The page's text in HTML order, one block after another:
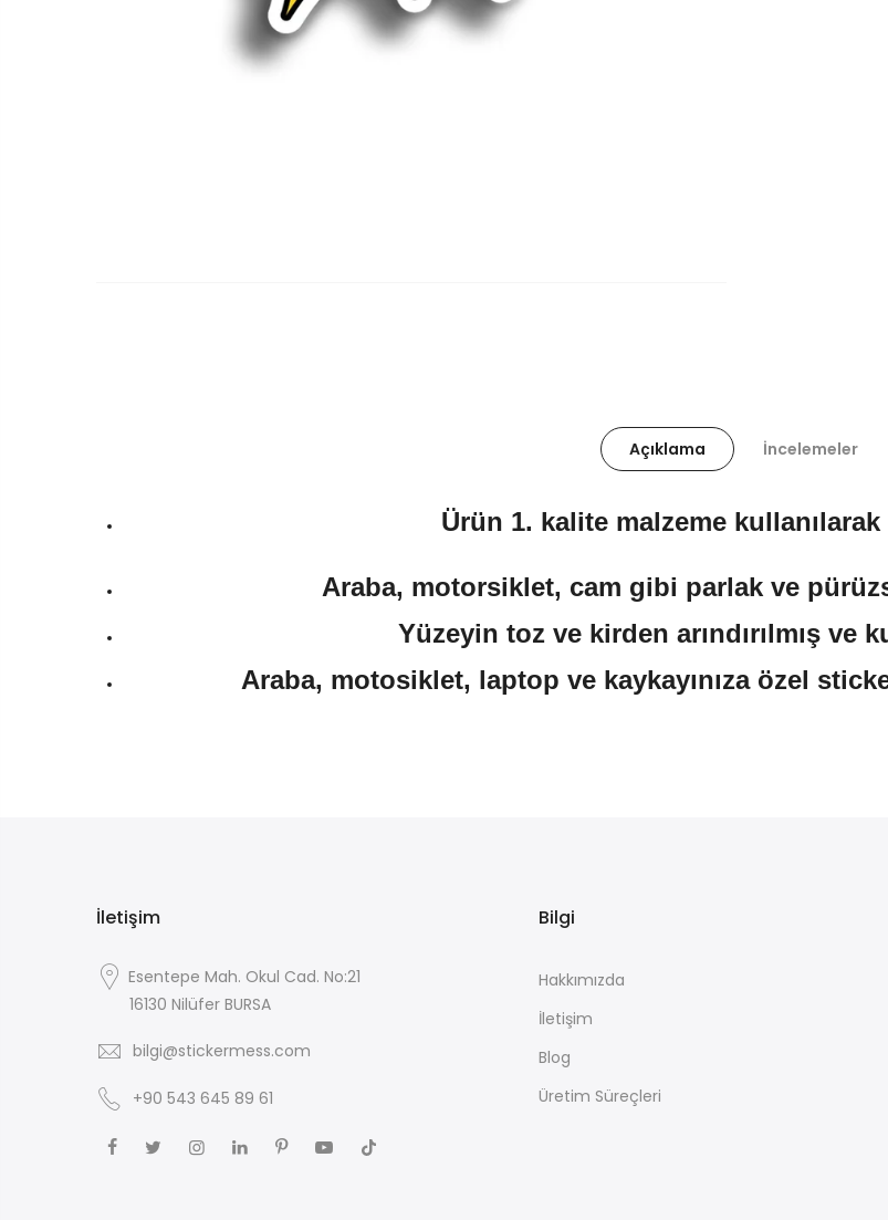
Açıklama İncelemeler
Ürün 1. kalite malzeme
Araba, motorsiklet, cam gibi parlak ve
Yüzeyin toz ve kirden arındırılmış ve
Araba, motosiklet, laptop ve kaykayınıza özel
İletişim
Esentepe Mah. Okul Cad. No:21
16130 Nilüfer BURSA
bilgi@stickermess.com
+90 543 645 89 61
Bilgi
Hakkımızda
İletişim
Blog
Üretim Süreçleri